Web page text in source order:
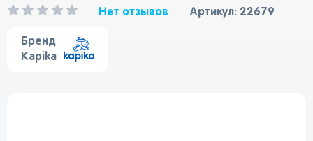
Нет отзывов Артикул: 22679
Бренд
Kapika